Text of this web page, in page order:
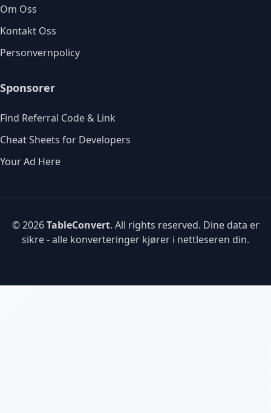
Om Oss
Kontakt Oss
Personvernpolicy
Sponsorer
Find Referral Code & Link
Cheat Sheets for Developers
Your Ad Here
© 2026TableConvert. All rights reserved. Dine data er
sikre - alle konverteringer kjører i nettleseren din.